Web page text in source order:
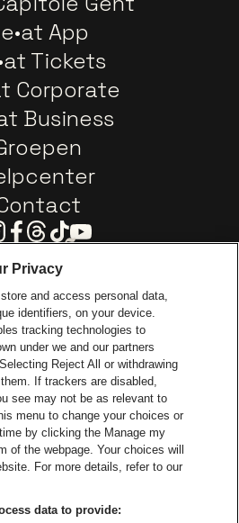
App
Tickets
Corporate
Business
Facebook
Threads
TiktokYoutube
de website van Europcar
Ga naar de
website van Coca-Cola
Ga naar de website van
Ga naar
de website van Champagne
Ga naar de website
de website van Het logo van
Ga naar de website
Ga naar de
Ga naar
is een deel van be•at
Gent
At Venues
Privacy
and access personal data,
identifiers, on your device.
tracking technologies to
under we and our partners
Reject All or withdrawing
If trackers are disabled,
see may not be as relevant to
menu to change your choices or
by clicking the Manage my
of the webpage. Your choices will
For more details, refer to our
data to provide: